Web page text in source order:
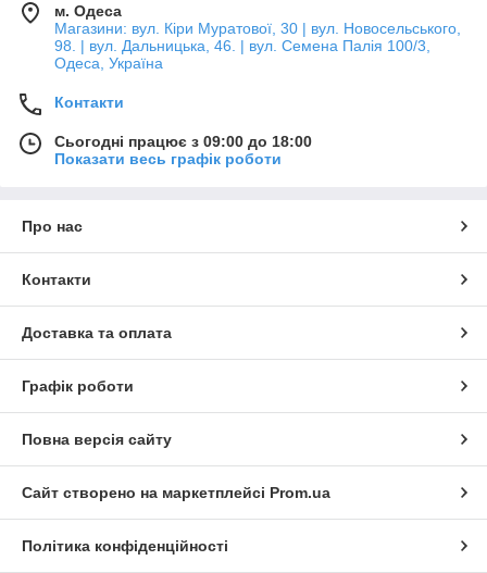
м. Одеса
Магазини: вул. Кіри Муратової, 30 | вул. Новосельського,
98. | вул. Дальницька, 46. | вул. Семена Палія 100/3,
Одеса, Україна
Контакти
Сьогодні працює з 09:00 до 18:00
Показати весь графік роботи
Про нас
Контакти
Доставка та оплата
Графік роботи
Повна версія сайту
Сайт створено на маркетплейсі Prom.ua
Політика конфіденційності